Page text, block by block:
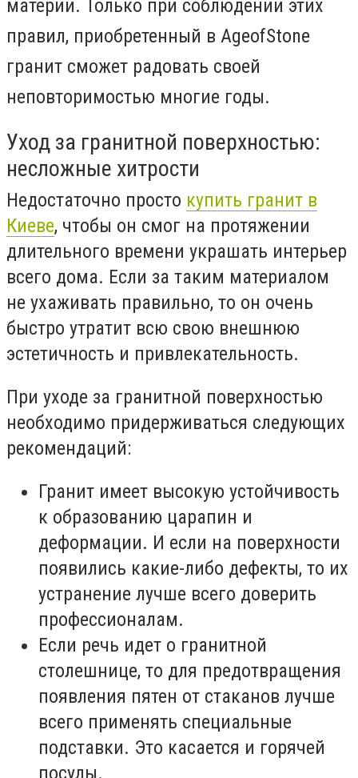
материи. Только при соблюдении этих
правил, приобретенный в AgeofStone
гранит сможет радовать своей
неповторимостью многие годы.
Уход за гранитной поверхностью:
несложные хитрости
Недостаточно просто купить гранит в
Киеве, чтобы он смог на протяжении
длительного времени украшать интерьер
всего дома. Если за таким материалом
не ухаживать правильно, то он очень
быстро утратит всю свою внешнюю
эстетичность и привлекательность.
При уходе за гранитной поверхностью
необходимо придерживаться следующих
рекомендаций:
Гранит имеет высокую устойчивость
к образованию царапин и
деформации. И если на поверхности
появились какие-либо дефекты, то их
устранение лучше всего доверить
профессионалам.
Если речь идет о гранитной
столешнице, то для предотвращения
появления пятен от стаканов лучше
всего применять специальные
подставки. Это касается и горячей
посуды.